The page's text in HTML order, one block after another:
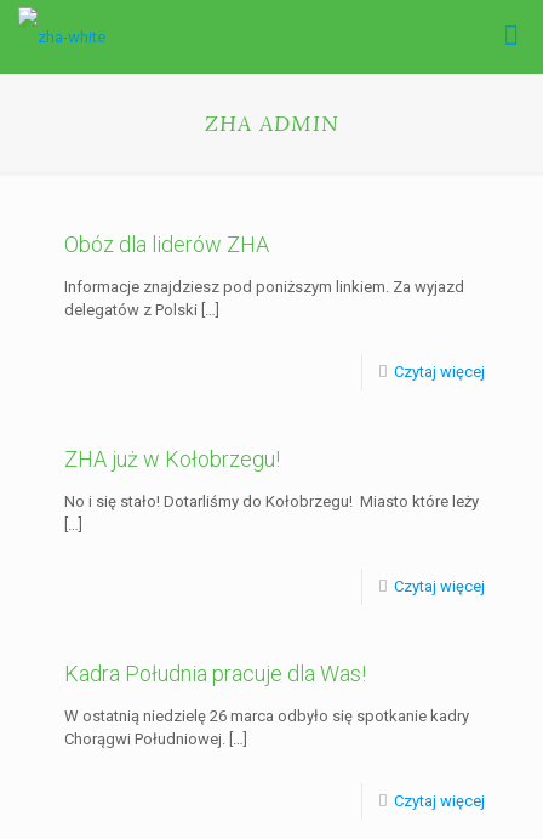
ZHA ADMIN
Obóz dla liderów ZHA
Informacje znajdziesz pod poniższym linkiem. Za wyjazd
delegatów z Polski […]
Czytaj więcej
ZHA już w Kołobrzegu!
No i się stało! Dotarliśmy do Kołobrzegu! Miasto które leży
[…]
Czytaj więcej
Kadra Południa pracuje dla Was!
W ostatnią niedzielę 26 marca odbyło się spotkanie kadry
Chorągwi Południowej. […]
Czytaj więcej